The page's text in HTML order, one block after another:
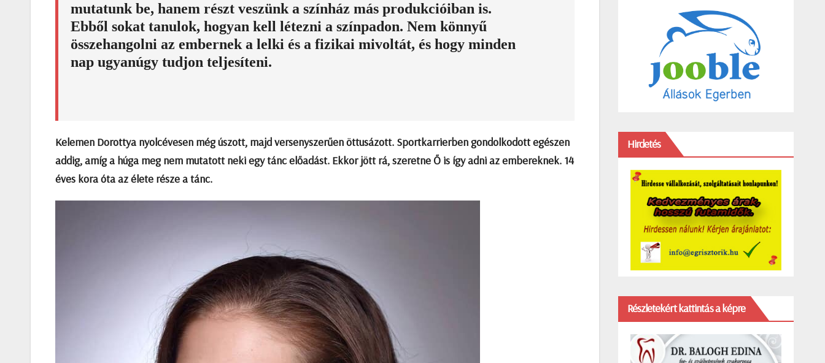
mutatunk be, hanem részt veszünk a színház más produkcióiban is.
Ebből sokat tanulok, hogyan kell létezni a színpadon. Nem könnyű
összehangolni az embernek a lelki és a fizikai mivoltát, és hogy minden
nap ugyanúgy tudjon teljesíteni.
Kelemen Dorottya nyolcévesen még úszott, majd versenyszerűen öttusázott. Sportkarrierben gondolkodott egészen
addig, amíg a húga meg nem mutatott neki egy tánc előadást. Ekkor jött rá, szeretne Ő is így adni az embereknek. 14
éves kora óta az élete része a tánc.
Hirdetés
Részletekért kattintás a képre